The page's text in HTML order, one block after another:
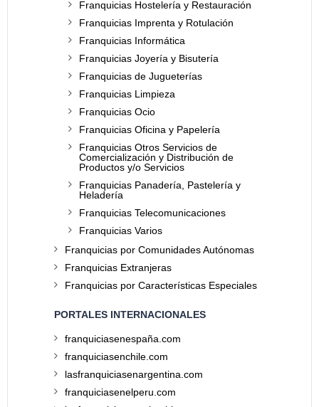
Franquicias Hostelería y Restauración
Franquicias Imprenta y Rotulación
Franquicias Informática
Franquicias Joyería y Bisutería
Franquicias de Jugueterías
Franquicias Limpieza
Franquicias Ocio
Franquicias Oficina y Papelería
Franquicias Otros Servicios de
Comercialización y Distribución de
Productos y/o Servicios
Franquicias Panadería, Pastelería y
Heladería
Franquicias Telecomunicaciones
Franquicias Varios
Franquicias por Comunidades Autónomas
Franquicias Extranjeras
Franquicias por Características Especiales
PORTALES INTERNACIONALES
franquiciasenespaña.com
franquiciasenchile.com
lasfranquiciasenargentina.com
franquiciasenelperu.com